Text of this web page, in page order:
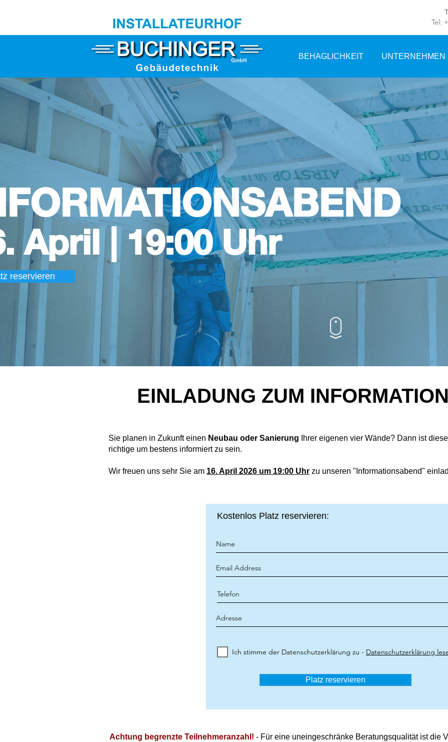
BEHAGLICHKEIT UNTERNEHMEN
Tel:
April | 19:00 Uhr
reservieren
EINLADUNG ZUM
Sie planen in Zukunft einen Neubau oder Sanierung Ihrer eigenen vier Wände? Dann ist
richtige um bestens informiert zu sein.
Wir freuen uns sehr Sie am 16. April 2026 um 19:00 Uhr zu unseren "Informationsabend"
Kostenlos Platz reservieren:
Ich stimme der Datenschutzerklärung zu - Datenschutzerklärung
Platz reservieren
Achtung begrenzte Teilnehmeranzahl! - Für eine uneingeschränke Beratungsqualität ist die